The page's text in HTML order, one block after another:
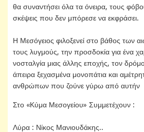
θα συναντήσει όλα τα όνειρα, τους
σκέψεις που δεν μπόρεσε να εκφράσει.
Η Μεσόγειος φιλοξενεί στο βάθος των
τους λυγμούς, την προσδοκία για ένα
νοσταλγία μιας άλλης εποχής, τον
άπειρα ξεχασμένα μονοπάτια και
ανθρώπων που ζούνε γύρω από αυτήν
Στο «Κύμα Μεσογείου» Συμμετέχουν :
Λύρα : Νίκος Μανιουδάκης..